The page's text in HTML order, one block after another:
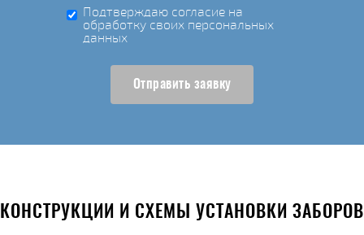
Подтверждаю согласие на
обработку своих персональных
данных
Отправить заявку
КОНСТРУКЦИИ И СХЕМЫ УСТАНОВКИ ЗАБОРОВ